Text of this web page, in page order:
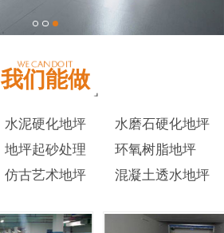
我们能做
水泥硬化地坪
水磨石硬化地坪
地坪起砂处理
环氧树脂地坪
仿古艺术地坪 混凝土透水地坪